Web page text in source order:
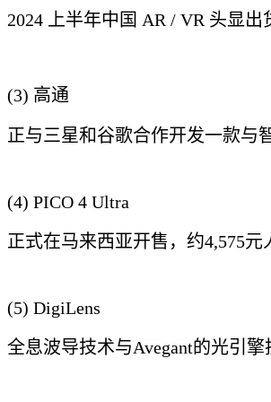
2024 上半年中国 AR / VR 头显出
(3) 高通
正与三星和谷歌合作开发一款与
(4) PICO 4 Ultra
正式在马来西亚开售，约4,575元
(5) DigiLens
全息波导技术与Avegant的光引